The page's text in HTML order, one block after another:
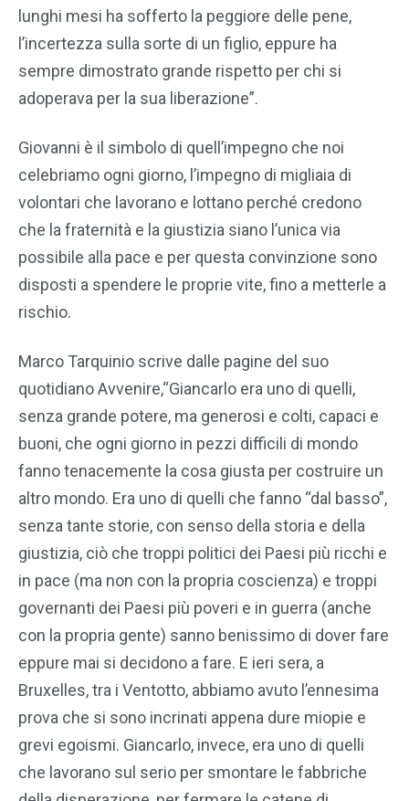
lunghi mesi ha sofferto la peggiore delle pene,
l’incertezza sulla sorte di un figlio, eppure ha
sempre dimostrato grande rispetto per chi si
adoperava per la sua liberazione”.
Giovanni è il simbolo di quell’impegno che noi
celebriamo ogni giorno, l’impegno di migliaia di
volontari che lavorano e lottano perché credono
che la fraternità e la giustizia siano l’unica via
possibile alla pace e per questa convinzione sono
disposti a spendere le proprie vite, fino a metterle a
rischio.
Marco Tarquinio scrive dalle pagine del suo
quotidiano Avvenire,“Giancarlo era uno di quelli,
senza grande potere, ma generosi e colti, capaci e
buoni, che ogni giorno in pezzi difficili di mondo
fanno tenacemente la cosa giusta per costruire un
altro mondo. Era uno di quelli che fanno “dal basso”,
senza tante storie, con senso della storia e della
giustizia, ciò che troppi politici dei Paesi più ricchi e
in pace (ma non con la propria coscienza) e troppi
governanti dei Paesi più poveri e in guerra (anche
con la propria gente) sanno benissimo di dover fare
eppure mai si decidono a fare. E ieri sera, a
Bruxelles, tra i Ventotto, abbiamo avuto l’ennesima
prova che si sono incrinati appena dure miopie e
grevi egoismi. Giancarlo, invece, era uno di quelli
che lavorano sul serio per smontare le fabbriche